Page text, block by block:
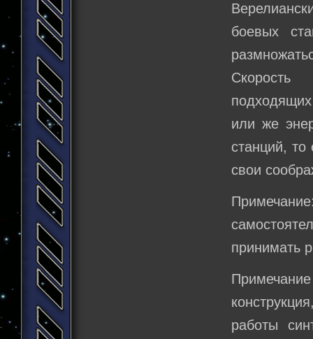
боевых
Скорость
или же
станций, то
свои
принимать
работы